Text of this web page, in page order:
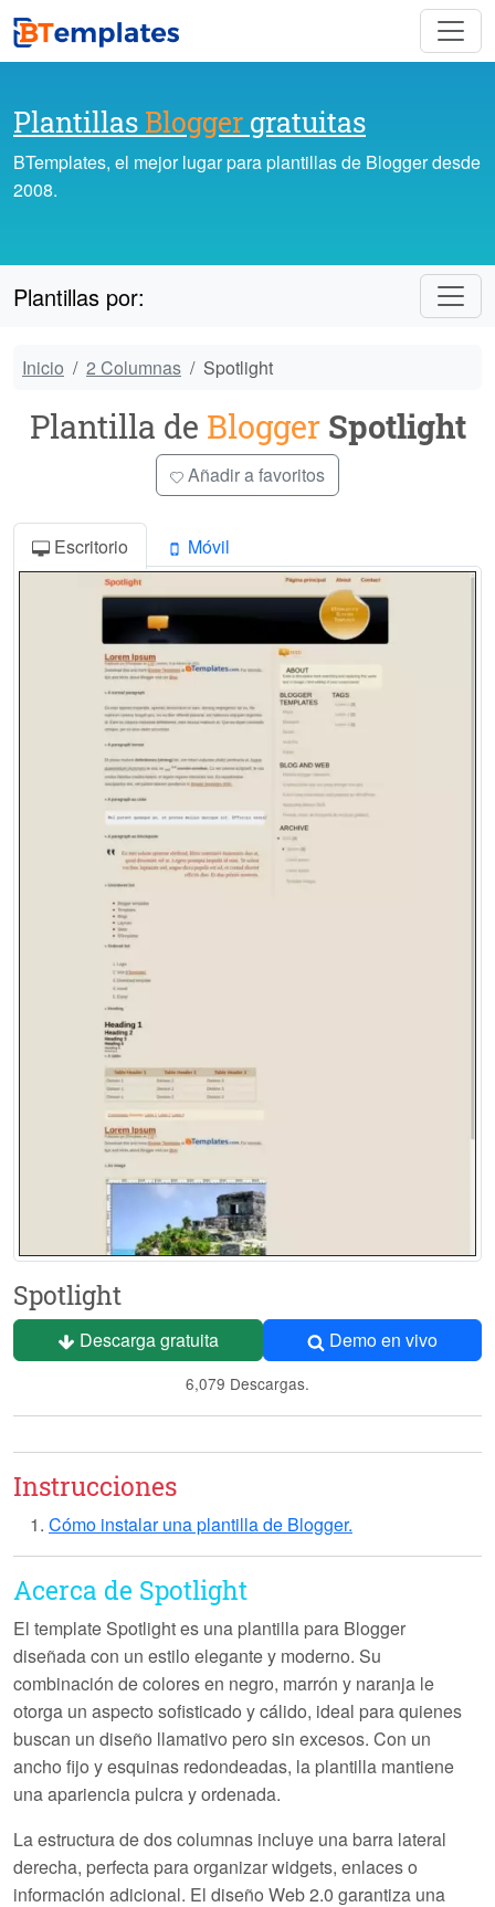
Plantillas Blogger gratuitas
BTemplates, el mejor lugar para plantillas de Blogger desde
2008.
Plantillas por:
Inicio 2 Columnas Spotlight
Plantilla de Blogger Spotlight
Añadir a favoritos
Spotlight
Descarga gratuita Demo en vivo
6,079 Descargas.
Escritorio Móvil
Instrucciones
Cómo instalar una plantilla de Blogger.
Acerca de Spotlight
El template Spotlightes una plantilla para Blogger
diseñada con un estilo elegante y moderno. Su
combinación de colores en negro, marrón y naranja le
otorga un aspecto sofisticado y cálido, ideal para quienes
buscan un diseño llamativo pero sin excesos. Con un
ancho fijo y esquinas redondeadas, la plantilla mantiene
una apariencia pulcra y ordenada.
La estructura dedos columnas incluye una barra lateral
derecha, perfecta para organizar widgets, enlaces o
información adicional. El diseño Web 2.0 garantiza una